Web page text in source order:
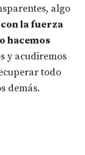
algo
con la fuerza
hacemos
y acudiremos
todo
demás.